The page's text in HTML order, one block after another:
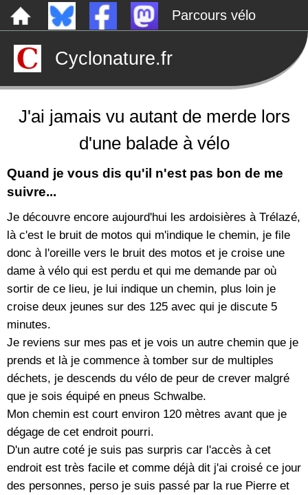
Parcours vélo
Dépôts sauvages
Le canal de Nantes à Brest à vélo
Rechercher
Cyclonature.fr
J'ai jamais vu autant de merde lors
d'une balade à vélo
Quand je vous dis qu'il n'est pas bon de me
suivre...
Je découvre encore aujourd'hui les ardoisières à Trélazé,
là c'est le bruit de motos qui m'indique le chemin, je file
donc à l'oreille vers le bruit des motos et je croise une
dame à vélo qui est perdu et qui me demande par où
sortir de ce lieu, je lui indique un chemin, plus loin je
croise deux jeunes sur des 125 avec qui je discute 5
minutes.
Je reviens sur mes pas et je vois un autre chemin que je
prends et là je commence à tomber sur de multiples
déchets, je descends du vélo de peur de crever malgré
que je sois équipé en pneus Schwalbe.
Mon chemin est court environ 120 mètres avant que je
dégage de cet endroit pourri.
D'un autre coté je suis pas surpris car l'accès à cet
endroit est très facile et comme déjà dit j'ai croisé ce jour
des personnes, perso je suis passé par la rue Pierre et